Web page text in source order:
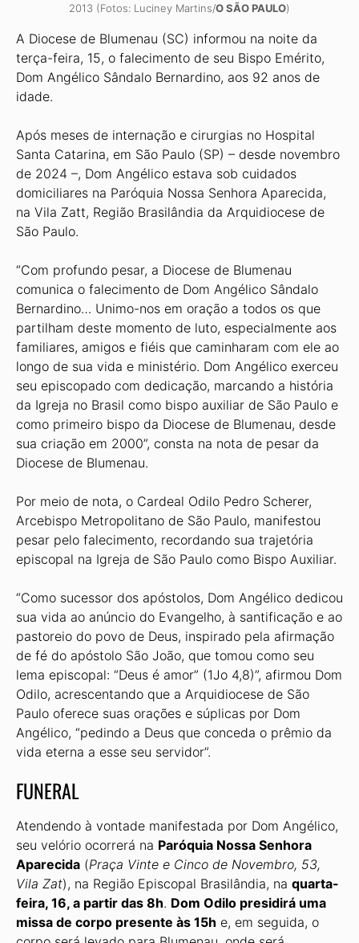
2013 (Fotos: Luciney Martins/O SÃO PAULO)
A Diocese de Blumenau (SC) informou na noite da
terça-feira, 15, o falecimento de seu Bispo Emérito,
Dom Angélico Sândalo Bernardino, aos 92 anos de
idade.
Após meses de internação e cirurgias no Hospital
Santa Catarina, em São Paulo (SP) – desde novembro
de 2024 –, Dom Angélico estava sob cuidados
domiciliares na Paróquia Nossa Senhora Aparecida,
na Vila Zatt, Região Brasilândia da Arquidiocese de
São Paulo.
“Com profundo pesar, a Diocese de Blumenau
comunica o falecimento de Dom Angélico Sândalo
Bernardino… Unimo-nos em oração a todos os que
partilham deste momento de luto, especialmente aos
familiares, amigos e fiéis que caminharam com ele ao
longo de sua vida e ministério. Dom Angélico exerceu
seu episcopado com dedicação, marcando a história
da Igreja no Brasil como bispo auxiliar de São Paulo e
como primeiro bispo da Diocese de Blumenau, desde
sua criação em 2000”, consta na nota de pesar da
Diocese de Blumenau.
Por meio de nota, o Cardeal Odilo Pedro Scherer,
Arcebispo Metropolitano de São Paulo, manifestou
pesar pelo falecimento, recordando sua trajetória
episcopal na Igreja de São Paulo como Bispo Auxiliar.
“Como sucessor dos apóstolos, Dom Angélico dedicou
sua vida ao anúncio do Evangelho, à santificação e ao
pastoreio do povo de Deus, inspirado pela afirmação
de fé do apóstolo São João, que tomou como seu
lema episcopal: “Deus é amor” (1Jo 4,8)”, afirmou Dom
Odilo, acrescentando que a Arquidiocese de São
Paulo oferece suas orações e súplicas por Dom
Angélico, “pedindo a Deus que conceda o prêmio da
vida eterna a esse seu servidor”.
FUNERAL
Atendendo à vontade manifestada por Dom Angélico,
seu velório ocorrerá na Paróquia Nossa Senhora
Aparecida (Praça Vinte e Cinco de Novembro, 53,
Vila Zat), na Região Episcopal Brasilândia, na quarta-
feira, 16, a partir das 8h. Dom Odilo presidirá uma
missa de corpo presente às 15h e, em seguida, o